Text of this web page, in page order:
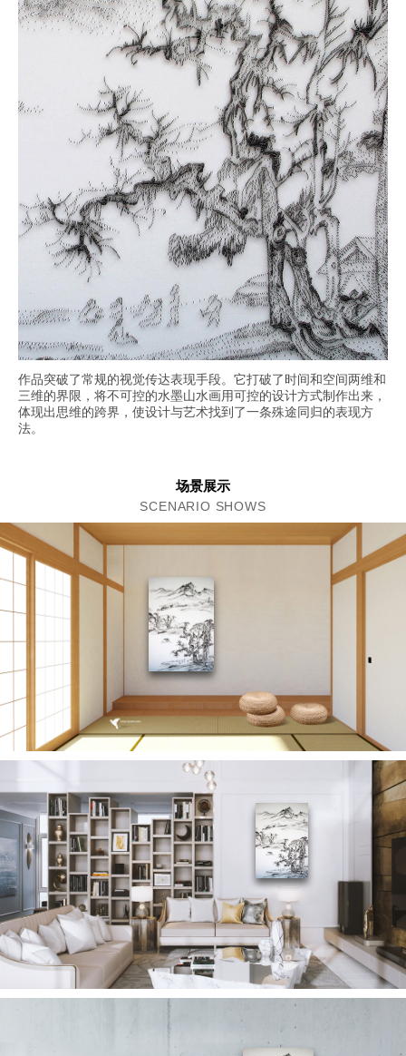
作品突破了常规的视觉传达表现手段。它打破了时间和空间两维和
三维的界限，将不可控的水墨山水画用可控的设计方式制作出来，
体现出思维的跨界，使设计与艺术找到了一条殊途同归的表现方
法。
场景展示
SCENARIO SHOWS